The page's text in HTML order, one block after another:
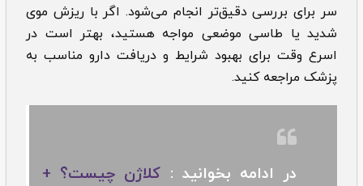
سر برای بررسی دقیق‌تر انجام می‌شود. اگر با ریزش موی
شدید یا طاسی موضعی مواجه هستید، بهتر است در
اسرع وقت برای بهبود شرایط و دریافت دارو مناسب به
پزشک مراجعه کنید.
در ادامه بخوانید : کلاژن چیست؟ +